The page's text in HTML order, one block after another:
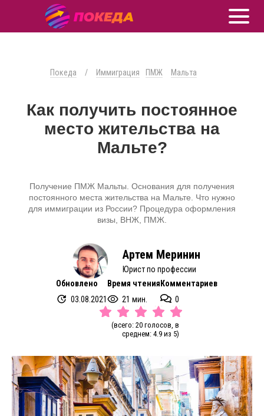
Покеда / Иммиграция ПМЖ Мальта
Как получить постоянное
место жительства на
Мальте?
Получение ПМЖ Мальты. Основания для получения
постоянного места жительства на Мальте. Что нужно
для иммиграции из России? Процедура оформления
визы, ВНЖ, ПМЖ.
Артем Меринин
Юрист по профессии
Обновлено
03.08.2021
Время чтения
21 мин.
Комментариев
0
(всего: 20 голосов, в
среднем: 4.9 из 5)